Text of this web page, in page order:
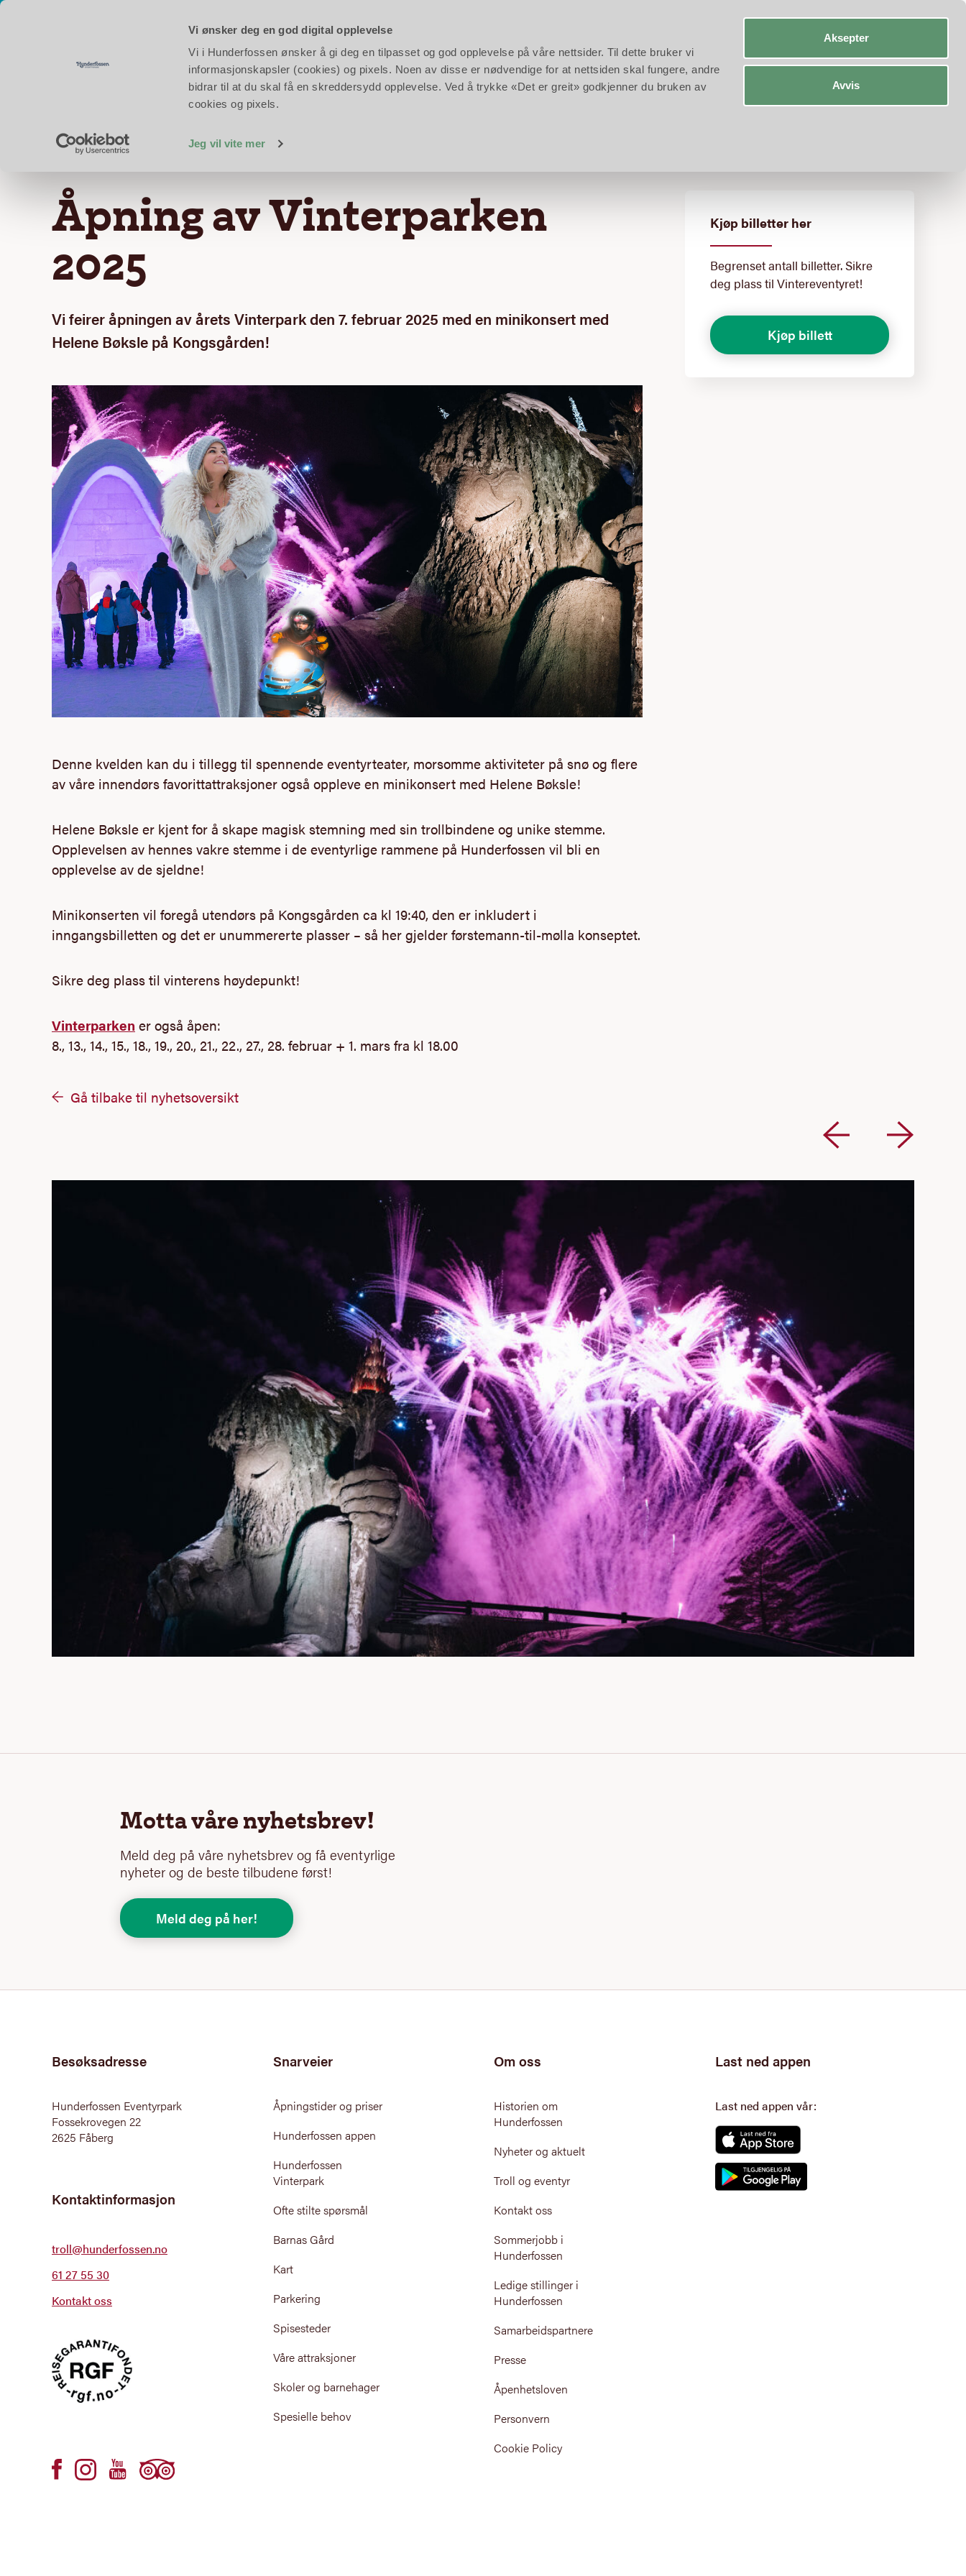
Vi ønsker deg en god digital opplevelse
Vi i Hunderfossen ønsker å gi deg en tilpasset og god opplevelse på våre nettsider. Til dette bruker vi
informasjonskapsler (cookies) og pixels. Noen av disse er nødvendige for at nettsiden skal fungere, andre
bidrar til at du skal få en skreddersydd opplevelse. Ved å trykke «Det er greit» godkjenner du bruken av
cookies og pixels.
Jeg vil vite mer
Aksepter
Avvis
Opplev Hunderfossen Planlegg Bestill
Forsiden Nyheter og aktuelt Åpning av Vinterparken 2025
Åpning av Vinterparken
2025
Vi feirer åpningen av årets Vinterpark den 7. februar 2025 med en minikonsert med
Helene Bøksle på Kongsgården!
Denne kvelden kan du i tillegg til spennende eventyrteater, morsomme aktiviteter på snø og flere
av våre innendørs favorittattraksjoner også oppleve en minikonsert med Helene Bøksle!
Helene Bøksle er kjent for å skape magisk stemning med sin trollbindene og unike stemme.
Opplevelsen av hennes vakre stemme i de eventyrlige rammene på Hunderfossen vil bli en
opplevelse av de sjeldne!
Minikonserten vil foregå utendørs på Kongsgården ca kl 19:40, den er inkludert i
inngangsbilletten og det er unummererte plasser – så her gjelder førstemann-til-mølla konseptet.
Sikre deg plass til vinterens høydepunkt!
Vinterparken er også åpen:
8., 13., 14., 15., 18., 19., 20., 21., 22., 27., 28. februar + 1. mars fra kl 18.00
Gå tilbake til nyhetsoversikt
Kjøp billetter her
Begrenset antall billetter. Sikre
deg plass til Vintereventyret!
Kjøp billett
Motta våre nyhetsbrev!
Meld deg på våre nyhetsbrev og få eventyrlige
nyheter og de beste tilbudene først!
Meld deg på her!
Besøksadresse
Hunderfossen Eventyrpark
Fossekrovegen 22
2625 Fåberg
Kontaktinformasjon
troll@hunderfossen.no
61 27 55 30
Kontakt oss
Snarveier
Åpningstider og priser
Hunderfossen appen
Hunderfossen
Vinterpark
Ofte stilte spørsmål
Barnas Gård
Kart
Parkering
Spisesteder
Våre attraksjoner
Skoler og barnehager
Spesielle behov
Om oss
Historien om
Hunderfossen
Nyheter og aktuelt
Troll og eventyr
Kontakt oss
Sommerjobb i
Hunderfossen
Ledige stillinger i
Hunderfossen
Samarbeidspartnere
Presse
Åpenhetsloven
Personvern
Cookie Policy
Last ned appen
Last ned appen vår: